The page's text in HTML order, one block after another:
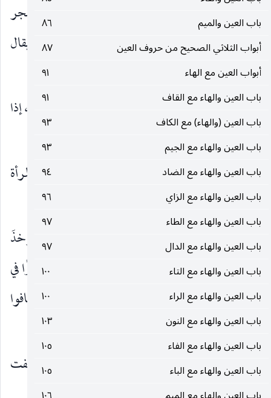
باب العين والميم
٨٦
أبواب الثلاثي الصحيح من حروف العين
٨٧
أبواب العين مع الهاء
٩١
باب العين والهاء مع القاف
٩١
باب العين (والهاء) مع الكاف
٩٣
باب العين والهاء مع الجيم
٩٣
باب العين والهاء مع الضاد
٩٤
باب العين والهاء مع الزاي
٩٦
باب العين والهاء مع الطاء
٩٧
باب العين والهاء مع الدال
٩٧
باب العين والهاء مع التاء
١٠٠
باب العين والهاء مع الراء
١٠٠
باب العين والهاء مع النون
١٠٣
باب العين والهاء مع الفاء
١٠٥
باب العين والهاء مع الباء
١٠٥
وقال ابن بُزرج : يقال
الشجرَ ، فالشجر
صَقِعٌومُصْقَع.وأصبحت الأرضُ
وضَرِبة. ويقال
أضْربَ الضريبُ النباتَ ، فالنباتُ ضريبٌ ومُضرَبٌ.
أبو عبيد عن أبي زيد :
تَصقَع صَقَعاً ، إذا
انهارت.
وقال أبو عبيد :الصِّقاع
: خِرقة تكون على رأس المرأة
توقِّي بها الخِمَار من الدُّهن.
وقال غيره :الصِّقاع
الخباء ، وهو أن يؤخذَ
حَبلٌ فيمدَّ على أعلاه ويوتَّر ويشدّ طرفاه إلى وتدين رُزَّا في
الأرض من ناحيتي الخباء ، وذلك إذا اشتدَّت الريحُ فخافوا
تقويضَها الأخبية.
وسمِعتُ العرب تقول :
بيتكم فقد عَصَفت